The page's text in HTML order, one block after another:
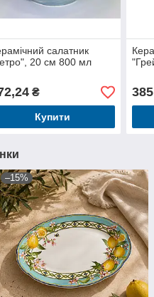
салатник
20 см 800 мл
₴
Купити
–15%